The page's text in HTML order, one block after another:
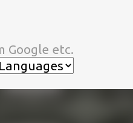
Google etc.